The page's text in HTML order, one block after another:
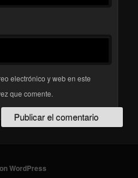
electrónico y web en este
que comente.
WordPress